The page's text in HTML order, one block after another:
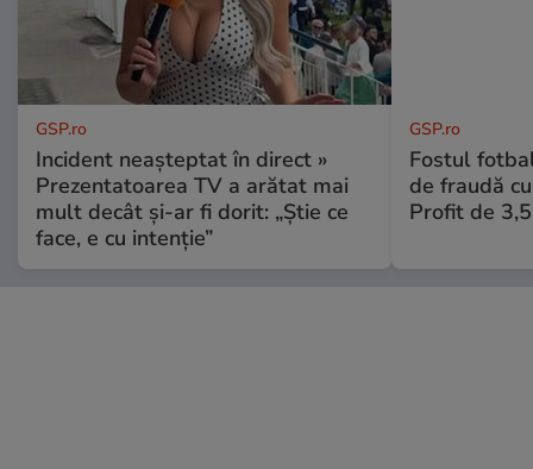
GSP.ro
Incident neașteptat în direct »
Prezentatoarea TV a arătat mai
mult decât și-ar fi dorit: „Știe ce
face, e cu intenție”
GSP.ro
Fostul
de fraudă
Profit de